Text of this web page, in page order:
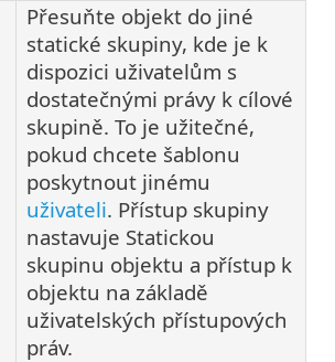
Přesuňte objekt do jiné
statické skupiny, kde je k
dispozici uživatelům s
dostatečnými právy k cílové
skupině. To je užitečné,
pokud chcete šablonu
poskytnout jinému
uživateli. Přístup skupiny
nastavuje Statickou
skupinu objektu a přístup k
objektu na základě
uživatelských přístupových
práv.